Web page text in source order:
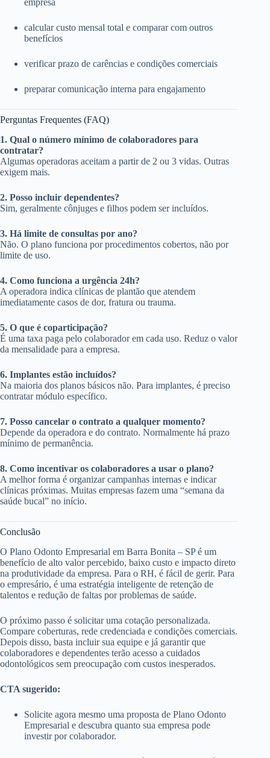
empresa
calcular custo mensal total e comparar com outros
benefícios
verificar prazo de carências e condições comerciais
preparar comunicação interna para engajamento
Perguntas Frequentes (FAQ)
1. Qual o número mínimo de colaboradores para
contratar?
Algumas operadoras aceitam a partir de 2 ou 3 vidas. Outras
exigem mais.
2. Posso incluir dependentes?
Sim, geralmente cônjuges e filhos podem ser incluídos.
3. Há limite de consultas por ano?
Não. O plano funciona por procedimentos cobertos, não por
limite de uso.
4. Como funciona a urgência 24h?
A operadora indica clínicas de plantão que atendem
imediatamente casos de dor, fratura ou trauma.
5. O que é coparticipação?
É uma taxa paga pelo colaborador em cada uso. Reduz o valor
da mensalidade para a empresa.
6. Implantes estão incluídos?
Na maioria dos planos básicos não. Para implantes, é preciso
contratar módulo específico.
7. Posso cancelar o contrato a qualquer momento?
Depende da operadora e do contrato. Normalmente há prazo
mínimo de permanência.
8. Como incentivar os colaboradores a usar o plano?
A melhor forma é organizar campanhas internas e indicar
clínicas próximas. Muitas empresas fazem uma “semana da
saúde bucal” no início.
Conclusão
O Plano Odonto Empresarial em Barra Bonita – SP é um
benefício de alto valor percebido, baixo custo e impacto direto
na produtividade da empresa. Para o RH, é fácil de gerir. Para
o empresário, é uma estratégia inteligente de retenção de
talentos e redução de faltas por problemas de saúde.
O próximo passo é solicitar uma cotação personalizada.
Compare coberturas, rede credenciada e condições comerciais.
Depois disso, basta incluir sua equipe e já garantir que
colaboradores e dependentes terão acesso a cuidados
odontológicos sem preocupação com custos inesperados.
CTA sugerido:
Solicite agora mesmo uma proposta de Plano Odonto
Empresarial e descubra quanto sua empresa pode
investir por colaborador.